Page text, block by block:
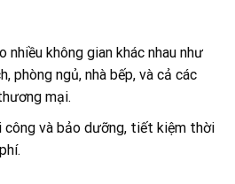
nhiều không gian khác nhau như
phòng ngủ, nhà bếp, và cả các
mại.
công và bảo dưỡng, tiết kiệm thời